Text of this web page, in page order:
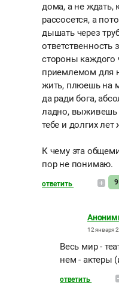
дома, а не ждать,
рассосется, а
дышать через
ответственность
стороны каждого
приемлемом для
жить, плюешь на
да ради бога,
ладно, выживешь
тебе и долгих лет
К чему эта
пор не понимаю.
ответить 9
12 января
Весь мир -
нем - актеры
ответить